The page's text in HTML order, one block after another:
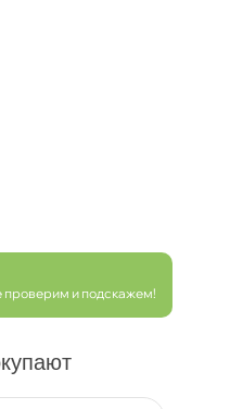
проверим и подскажем!